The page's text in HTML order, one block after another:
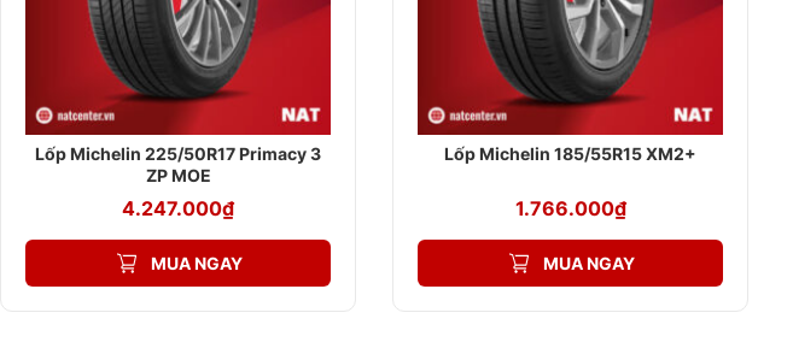
Lốp Michelin 225/50R17 Primacy 3
ZP MOE
4.247.000₫
MUA NGAY
Lốp Michelin 185/55R15 XM2+
1.766.000₫
MUA NGAY